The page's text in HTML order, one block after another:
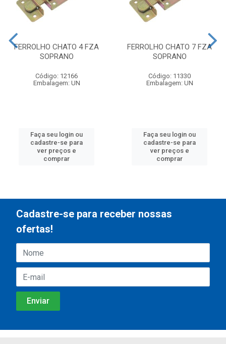
FERROLHO CHATO 4 FZA
SOPRANO
Código: 12166
Embalagem: UN
Faça seu login ou
cadastre-se para
ver preços e
comprar
FERROLHO CHATO 7 FZA
SOPRANO
Código: 11330
Embalagem: UN
Faça seu login ou
cadastre-se para
ver preços e
comprar
Cadastre-se para receber nossas
ofertas!